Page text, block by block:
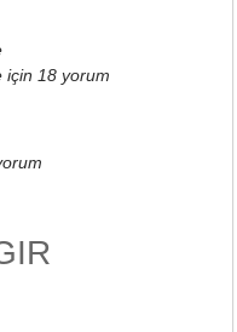
için 18 yorum